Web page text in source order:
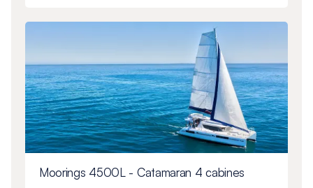
Moorings 4500L - Catamaran 4 cabines